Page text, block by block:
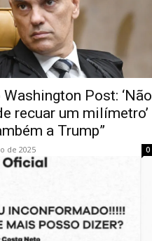
Washington Post: ‘Não
recuar um milímetro’
a Trump”
de 2025 0